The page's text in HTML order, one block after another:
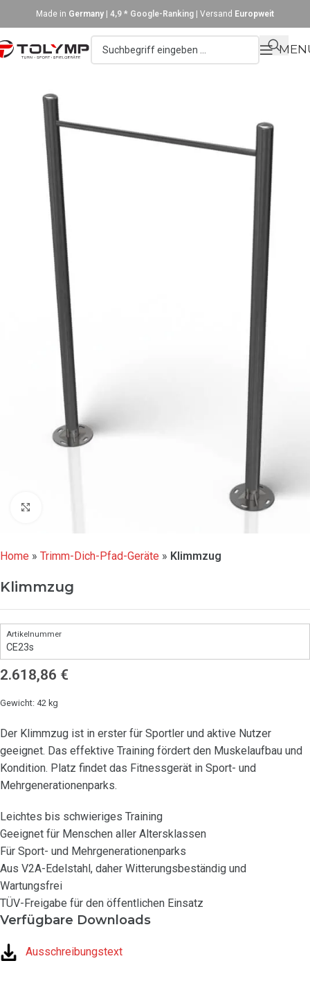
Made in Germany 4,9 * Google-Ranking | Versand Europweit
Home » Trimm-Dich-Pfad-Geräte » Klimmzug
Klimmzug
CE23s
2.618,86 €
Gewicht: 42 kg
Der Klimmzug ist in erster für Sportler und aktive Nutzer
geeignet. Das effektive Training fördert den Muskelaufbau und
Kondition. Platz findet das Fitnessgerät in Sport- und
Mehrgenerationenparks.
Leichtes bis schwieriges Training
Geeignet für Menschen aller Altersklassen
Für Sport- und Mehrgenerationenparks
Aus V2A-Edelstahl, daher Witterungsbeständig und
Wartungsfrei
TÜV-Freigabe für den öffentlichen Einsatz
Verfügbare Downloads
Ausschreibungstext